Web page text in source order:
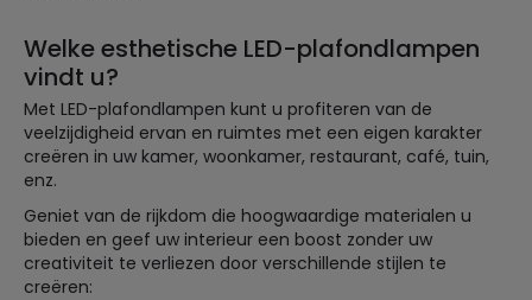
Welke esthetische LED-plafondlampen
vindt u?
Met LED-plafondlampen kunt u profiteren van de
veelzijdigheid ervan en ruimtes met een eigen karakter
creëren in uw kamer, woonkamer, restaurant, café, tuin,
enz.
Geniet van de rijkdom die hoogwaardige materialen u
bieden en geef uw interieur een boost zonder uw
creativiteit te verliezen door verschillende stijlen te
creëren: